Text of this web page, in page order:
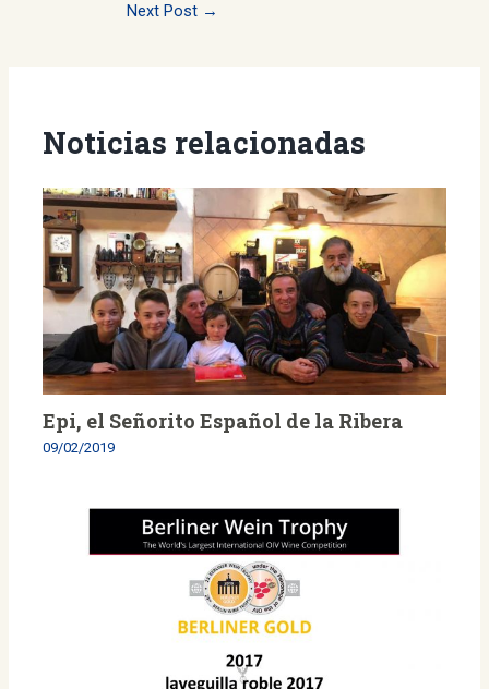
Next Post →
Noticias relacionadas
Epi, el Señorito Español de la Ribera
09/02/2019